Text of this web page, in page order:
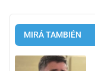
MIRÁ TAMBIÉN